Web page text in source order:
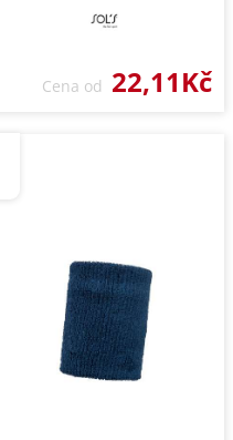
Cena od 22,11Kč